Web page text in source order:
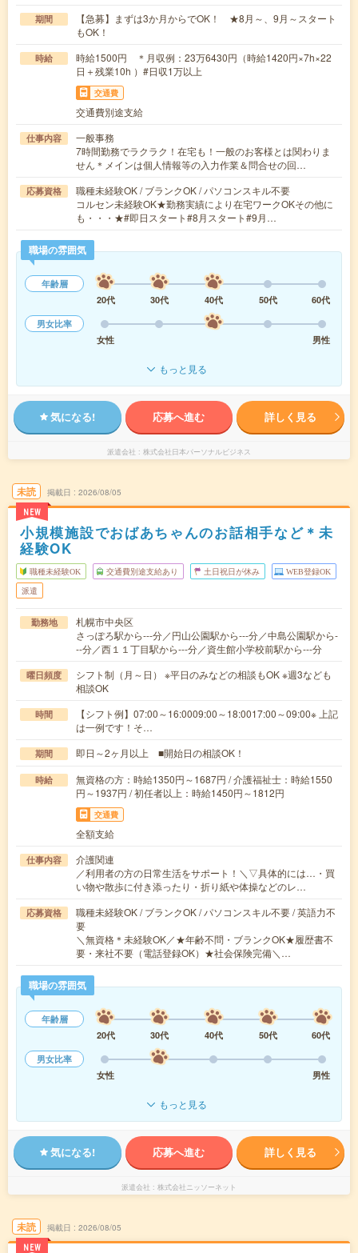
期間
【急募】まずは3か月からでOK！ ★8月～、9月～スタート
もOK！
時給
時給1500円 ＊月収例：23万6430円（時給1420円×7h×22
日＋残業10h ）#日収1万以上
交通費
交通費別途支給
仕事内容
一般事務
7時間勤務でラクラク！在宅も！一般のお客様とは関わりま
せん＊メインは個人情報等の入力作業＆問合せの回…
応募資格
職種未経験OK / ブランクOK / パソコンスキル不要
コルセン未経験OK★勤務実績により在宅ワークOKその他に
も・・・★#即日スタート#8月スタート#9月…
職場の雰囲気
年齢層
20代
30代 40代 50代
60代
男女比率
女性
男性
もっと見る
気になる! 応募へ進む 詳しく見る
派遣会社 株式会社日本パーソナルビジネス
未読
NEW
掲載日 2026/08/05
小規模施設でおばあちゃんのお話相手など＊未
経験OK
職種未経験OK 交通費別途支給あり 土日祝日が休み WEB登録OK
派遣
勤務地
札幌市中央区
さっぽろ駅から---分／円山公園駅から---分／中島公園駅から-
--分／西１１丁目駅から---分／資生館小学校前駅から---分
曜日頻度
シフト制（月～日） ※平日のみなどの相談もOK ※週3なども
相談OK
時間
【シフト例】07:00～16:0009:00～18:0017:00～09:00※ 上記
は一例です！そ…
期間 即日～2ヶ月以上 ■開始日の相談OK！
時給
無資格の方：時給1350円～1687円 / 介護福祉士：時給1550
円～1937円 / 初任者以上：時給1450円～1812円
交通費
全額支給
仕事内容
介護関連
／利用者の方の日常生活をサポート！＼▽具体的には…・買
い物や散歩に付き添ったり・折り紙や体操などのレ…
応募資格
職種未経験OK / ブランクOK / パソコンスキル不要 / 英語力不
要
＼無資格＊未経験OK／★年齢不問・ブランクOK★履歴書不
要・来社不要（電話登録OK）★社会保険完備＼…
職場の雰囲気
年齢層
20代
30代 40代 50代
60代
男女比率
女性
男性
もっと見る
気になる! 応募へ進む 詳しく見る
派遣会社 株式会社ニッソーネット
未読
NEW
掲載日 2026/08/05